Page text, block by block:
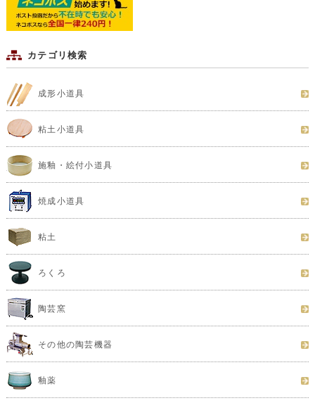
カテゴリ検索
成形小道具
粘土小道具
施釉・絵付小道具
焼成小道具
粘土
ろくろ
陶芸窯
その他の陶芸機器
釉薬